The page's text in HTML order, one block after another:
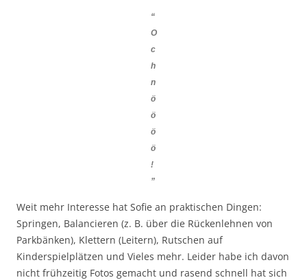
“
O
c
h
n
ö
ö
ö
ö
!
”
Weit mehr Interesse hat Sofie an praktischen Dingen:
Springen, Balancieren (z. B. über die Rückenlehnen von
Parkbänken), Klettern (Leitern), Rutschen auf
Kinderspielplätzen und Vieles mehr. Leider habe ich davon
nicht frühzeitig Fotos gemacht und rasend schnell hat sich